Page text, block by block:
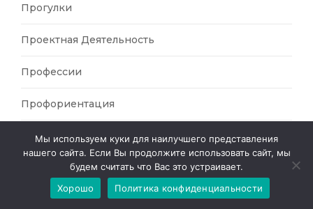
Прогулки
Проектная Деятельность
Профессии
Профориентация
Психология
Работа С Родителями
Рабочие Программы
Мы используем куки для наилучшего представления
нашего сайта. Если Вы продолжите использовать сайт, мы
будем считать что Вас это устраивает.
Хорошо
Политика конфиденциальности